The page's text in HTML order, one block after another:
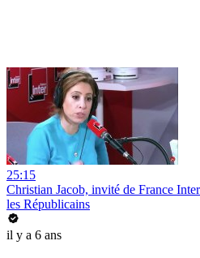
25:15
Christian Jacob, invité de France
les Républicains
il y a 6 ans